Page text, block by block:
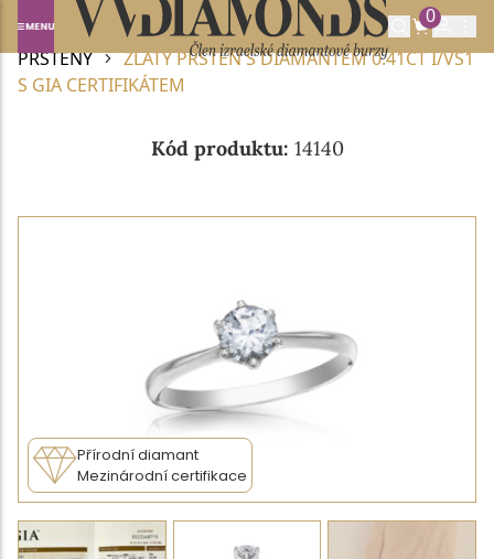
0
Domů DIAMANTOVÉ ŠPERKY
DIAMANTOVÉ
PRSTENY
ZLATÝ PRSTEN S DIAMANTEM 0.41CT I/VS1
S GIA CERTIFIKÁTEM
Kód produktu: 14140
Přírodní diamant
Mezinárodní certifikace